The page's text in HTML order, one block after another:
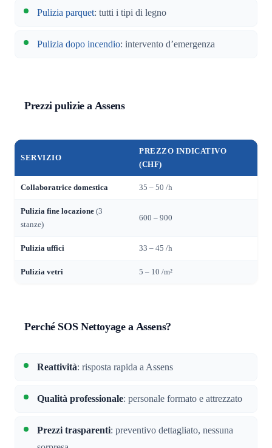
Pulizia parquet: tutti i tipi di legno
Pulizia dopo incendio: intervento d’emergenza
Prezzi pulizie a Assens
SERVIZIO
PREZZO INDICATIVO
(CHF)
Collaboratrice domestica 35 – 50 /h
Pulizia fine locazione (3
stanze)
600 – 900
Pulizia uffici 33 – 45 /h
Pulizia vetri 5 – 10 /m²
Perché SOS Nettoyage a Assens?
Reattività: risposta rapida a Assens
Qualità professionale: personale formato e attrezzato
Prezzi trasparenti: preventivo dettagliato, nessuna